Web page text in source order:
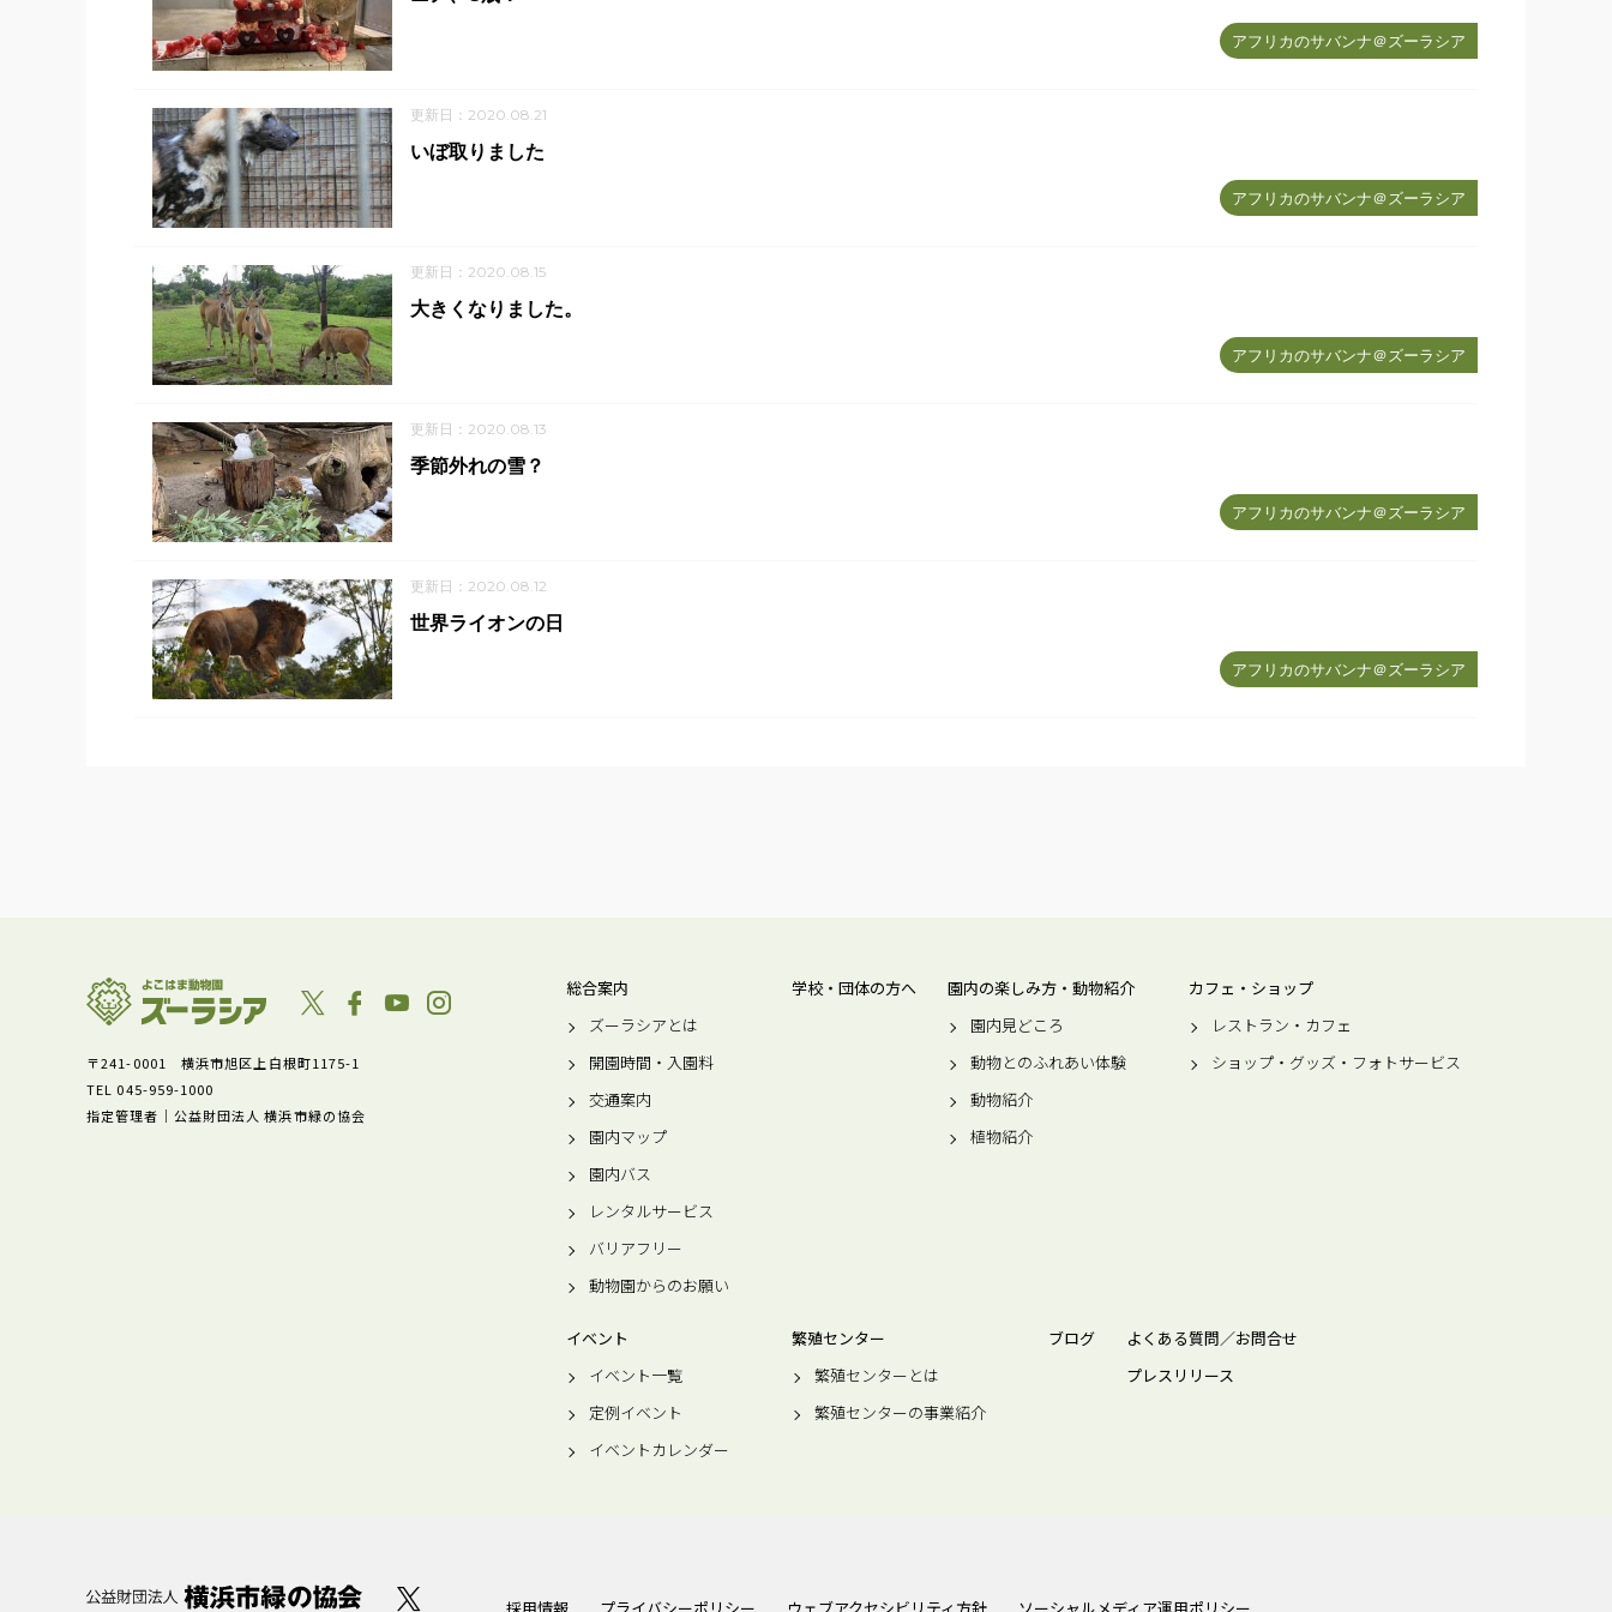
アフリカのサバンナ＠ズーラシア
更新日：2020.08.21
アフリカのサバンナ＠ズーラシア
いぼ取りました
更新日：2020.08.15
アフリカのサバンナ＠ズーラシア
大きくなりました。
更新日：2020.08.13
アフリカのサバンナ＠ズーラシア
季節外れの雪？
更新日：2020.08.12
アフリカのサバンナ＠ズーラシア
世界ライオンの日
〒241-0001 横浜市旭区上白根町1175-1
TEL 045-959-1000
指定管理者｜公益財団法人 横浜市緑の協会
総合案内
ズーラシアとは
開園時間・入園料
交通案内
園内マップ
園内バス
レンタルサービス
バリアフリー
動物園からのお願い
学校・団体の方へ
園内の楽しみ方・動物紹介
園内見どころ
動物とのふれあい体験
動物紹介
植物紹介
カフェ・ショップ
レストラン・カフェ
ショップ・グッズ・フォトサービス
イベント
イベント一覧
定例イベント
イベントカレンダー
繁殖センター
繁殖センターとは
繁殖センターの事業紹介
ブログ
よくある質問／お問合せ
プレスリリース